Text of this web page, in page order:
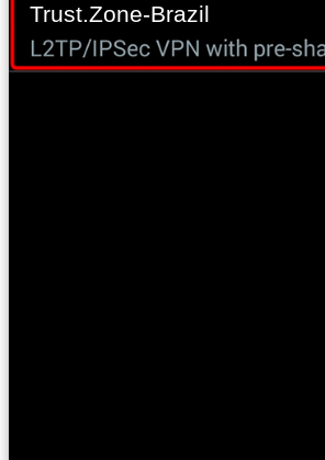
Trust.Zone-Brazil